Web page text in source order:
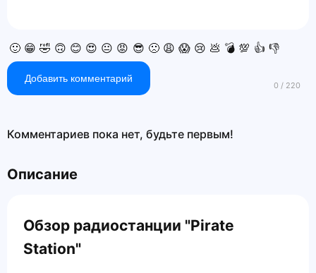
🙂 😁 🤣 🙃 😊 😍 😐 😡 😎 🙁 😩 😱 😢 💩 💣 💯 👍 👎
Добавить комментарий
Комментариев пока нет, будьте первым!
Описание
Обзор радиостанции "Pirate
Station"